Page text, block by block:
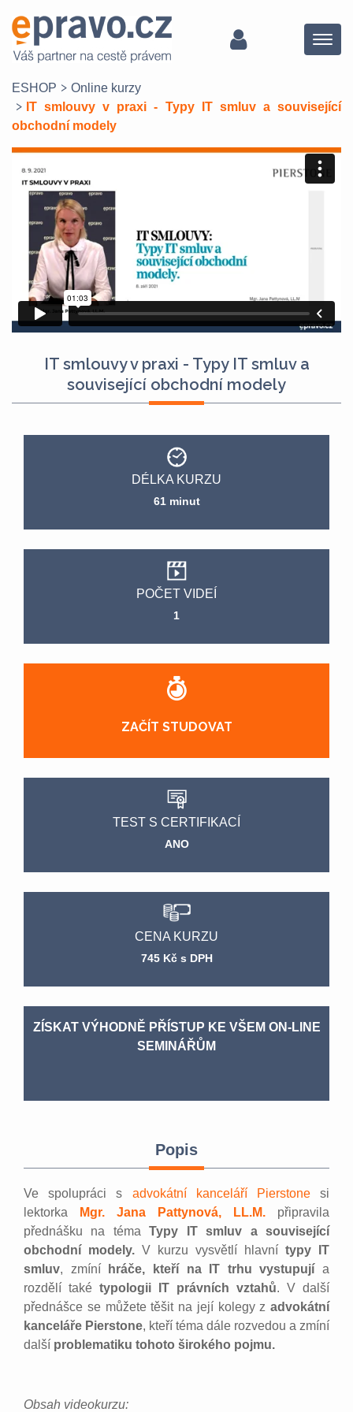
Menu
ESHOP
Online kurzy
IT smlouvy v praxi - Typy IT smluv a související
obchodní modely
IT smlouvy v praxi - Typy IT smluv a
související obchodní modely
DÉLKA KURZU
61 minut
POČET VIDEÍ
1
ZAČÍT STUDOVAT
TEST S CERTIFIKACÍ
ANO
CENA KURZU
745 Kč s DPH
ZÍSKAT VÝHODNĚ PŘÍSTUP KE VŠEM ON-LINE
SEMINÁŘŮM
Popis
Ve spolupráci s advokátní kanceláří Pierstonesi
lektorka
Mgr. Jana Pattynová, LL.M.
připravila
přednášku na témaTypy IT smluv a související
obchodní modely. V kurzu vysvětlí hlavní typy IT
smluv, zmíní hráče, kteří na IT trhu vystupují a
rozdělí také typologii IT právních vztahů. V další
přednášce se můžete těšit na její kolegy z advokátní
kanceláře Pierstone, kteří téma dále rozvedou a zmíní
další problematiku tohoto širokého pojmu.
Obsah videokurzu: